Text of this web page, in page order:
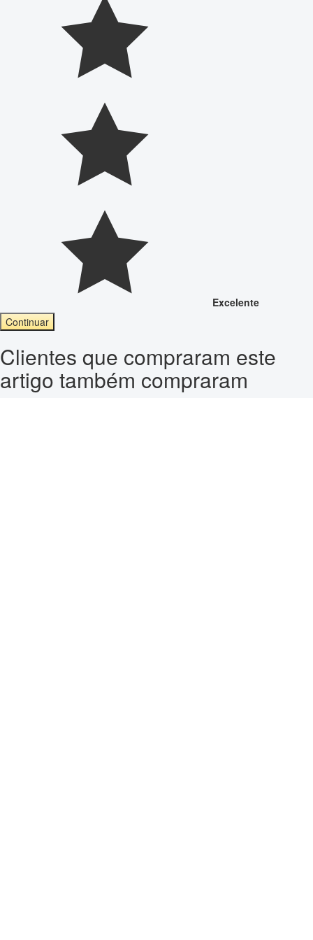
Excelente
Continuar
Clientes que compraram este
artigo também compraram